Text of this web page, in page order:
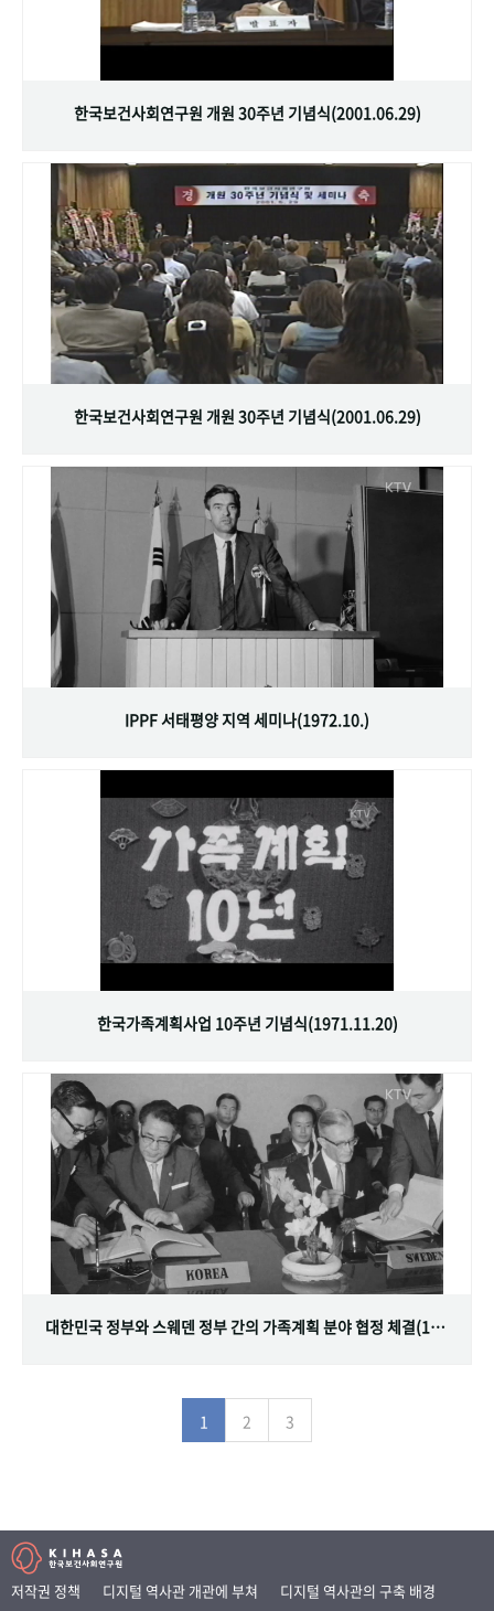
한국보건사회연구원 개원 30주년 기념식(2001.06.29)
한국보건사회연구원 개원 30주년 기념식(2001.06.29)
IPPF 서태평양 지역 세미나(1972.10.)
한국가족계획사업 10주년 기념식(1971.11.20)
대한민국 정부와 스웨덴 정부 간의 가족계획 분야 협정 체결(1968.07.12)
1 2 3
저작권 정책 디지털 역사관 개관에 부쳐
디지털 역사관의 구축 배경